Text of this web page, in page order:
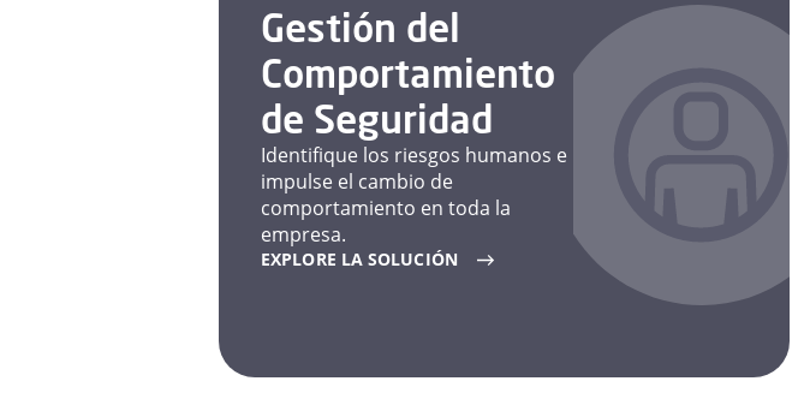
Gestión del
Comportamiento
de Seguridad
Identifique los riesgos humanos e
impulse el cambio de
comportamiento en toda la
empresa.
EXPLORE LA SOLUCIÓN